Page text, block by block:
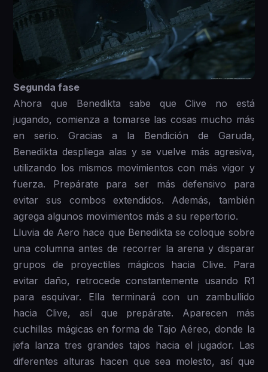
Segunda fase
Ahora que Benedikta sabe que Clive no está
jugando, comienza a tomarse las cosas mucho más
en serio. Gracias a la Bendición de Garuda,
Benedikta despliega alas y se vuelve más agresiva,
utilizando los mismos movimientos con más vigor y
fuerza. Prepárate para ser más defensivo para
evitar sus combos extendidos. Además, también
agrega algunos movimientos más a su repertorio.
Lluvia de Aero hace que Benedikta se coloque sobre
una columna antes de recorrer la arena y disparar
grupos de proyectiles mágicos hacia Clive. Para
evitar daño, retrocede constantemente usando R1
para esquivar. Ella terminará con un zambullido
hacia Clive, así que prepárate. Aparecen más
cuchillas mágicas en forma de Tajo Aéreo, donde la
jefa lanza tres grandes tajos hacia el jugador. Las
diferentes alturas hacen que sea molesto, así que